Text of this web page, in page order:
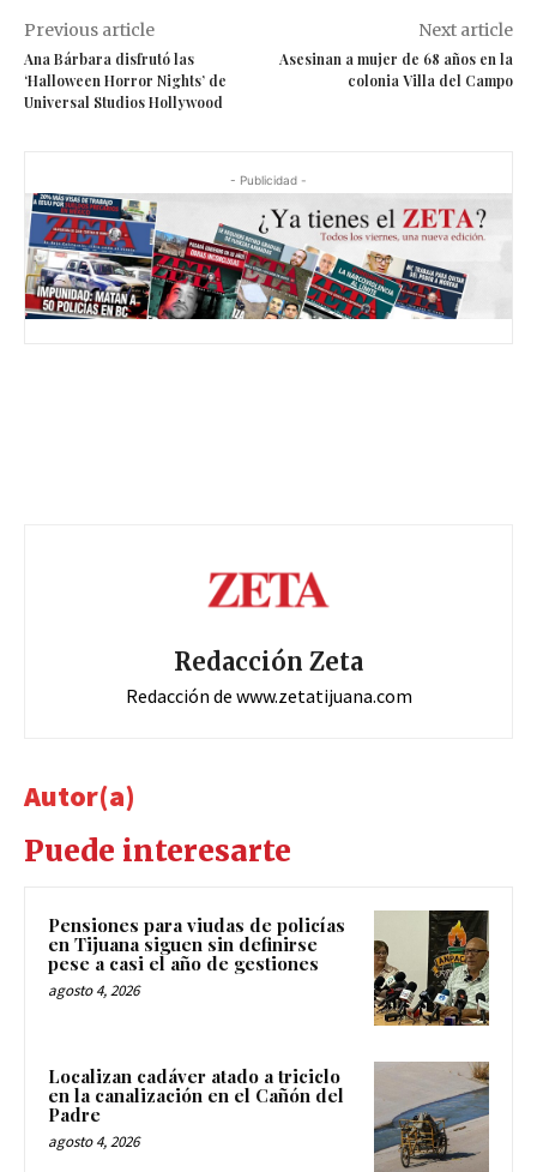
Previous article
Ana Bárbara disfrutó las
‘Halloween Horror Nights’ de
Universal Studios Hollywood
Next article
Asesinan a mujer de 68 años en la
colonia Villa del Campo
- Publicidad -
Redacción Zeta
Redacción de www.zetatijuana.com
Autor(a)
Puede interesarte
Pensiones para viudas de policías
en Tijuana siguen sin definirse
pese a casi el año de gestiones
agosto 4, 2026
Localizan cadáver atado a triciclo
en la canalización en el Cañón del
Padre
agosto 4, 2026